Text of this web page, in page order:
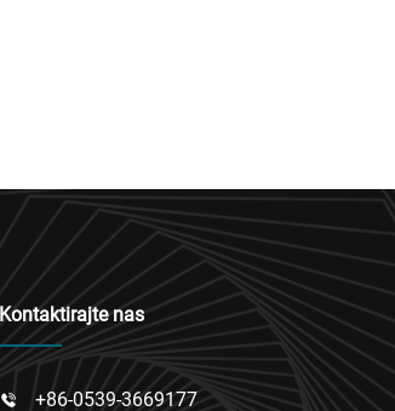
Kontaktirajte nas
 +86-0539-3669177